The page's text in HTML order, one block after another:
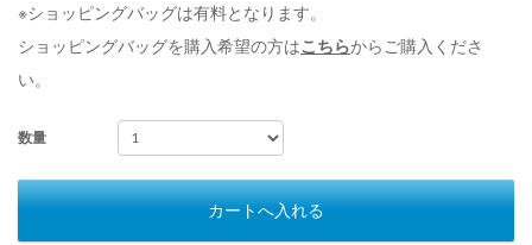
※ショッピングバッグは有料となります。
ショッピングバッグを購入希望の方はこちらからご購入くださ
い。
数量
カートへ入れる